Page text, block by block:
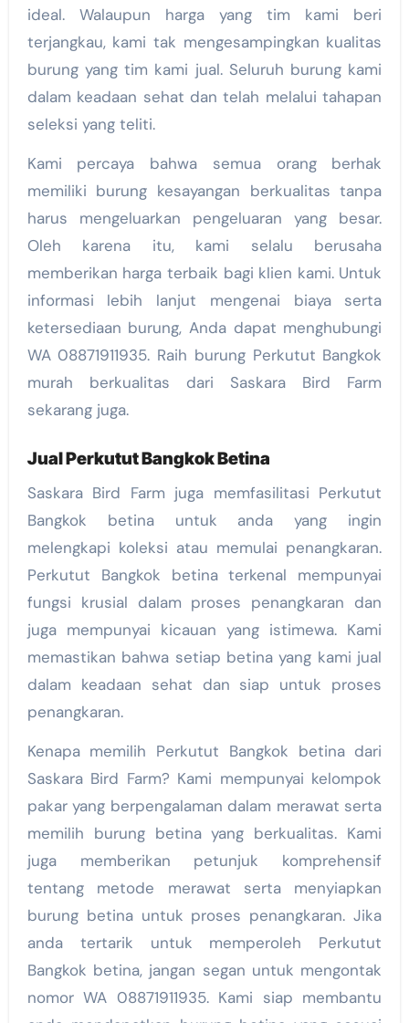
ideal. Walaupun harga yang tim kami beri
terjangkau, kami tak mengesampingkan kualitas
burung yang tim kami jual. Seluruh burung kami
dalam keadaan sehat dan telah melalui tahapan
seleksi yang teliti.
Kami percaya bahwa semua orang berhak
memiliki burung kesayangan berkualitas tanpa
harus mengeluarkan pengeluaran yang besar.
Oleh karena itu, kami selalu berusaha
memberikan harga terbaik bagi klien kami. Untuk
informasi lebih lanjut mengenai biaya serta
ketersediaan burung, Anda dapat menghubungi
WA 08871911935. Raih burung Perkutut Bangkok
murah berkualitas dari Saskara Bird Farm
sekarang juga.
Jual Perkutut Bangkok Betina
Saskara Bird Farm juga memfasilitasi Perkutut
Bangkok betina untuk anda yang ingin
melengkapi koleksi atau memulai penangkaran.
Perkutut Bangkok betina terkenal mempunyai
fungsi krusial dalam proses penangkaran dan
juga mempunyai kicauan yang istimewa. Kami
memastikan bahwa setiap betina yang kami jual
dalam keadaan sehat dan siap untuk proses
penangkaran.
Kenapa memilih Perkutut Bangkok betina dari
Saskara Bird Farm? Kami mempunyai kelompok
pakar yang berpengalaman dalam merawat serta
memilih burung betina yang berkualitas. Kami
juga memberikan petunjuk komprehensif
tentang metode merawat serta menyiapkan
burung betina untuk proses penangkaran. Jika
anda tertarik untuk memperoleh Perkutut
Bangkok betina, jangan segan untuk mengontak
nomor WA 08871911935. Kami siap membantu